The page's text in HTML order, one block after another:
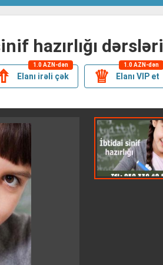
hazırlığı dərsləri
Elanı irəli çək
1.0 AZN-dən
♕ Elanı VIP et
1.0 AZN-dən